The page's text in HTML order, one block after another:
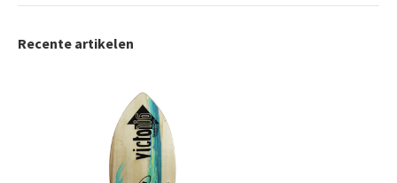
Recente artikelen